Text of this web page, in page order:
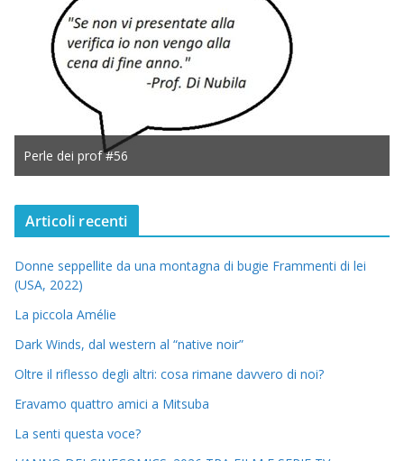
Perle dei prof #56
Articoli recenti
Donne seppellite da una montagna di bugie Frammenti di lei
(USA, 2022)
La piccola Amélie
Dark Winds, dal western al “native noir”
Oltre il riflesso degli altri: cosa rimane davvero di noi?
Eravamo quattro amici a Mitsuba
La senti questa voce?